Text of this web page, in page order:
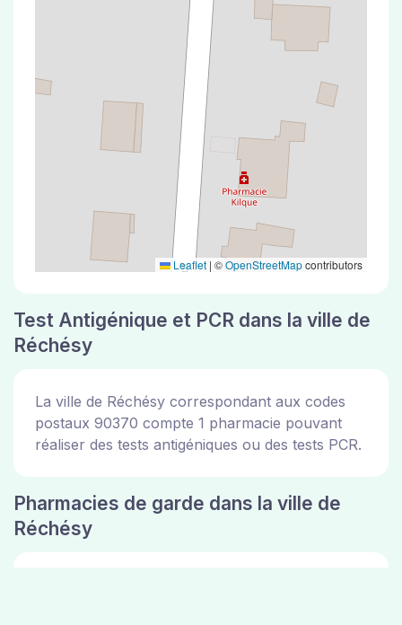
Leaflet | ©OpenStreetMapcontributors
Test Antigénique et PCR dans la ville de
Réchésy
La ville de Réchésy correspondant aux codes
postaux 90370 compte 1 pharmacie pouvant
réaliser des tests antigéniques ou des tests PCR.
Pharmacies de garde dans la ville de
Réchésy